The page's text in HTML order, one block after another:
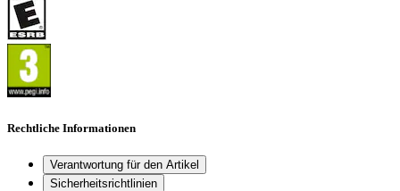
Rechtliche Informationen
Verantwortung für den Artikel
Sicherheitsrichtlinien